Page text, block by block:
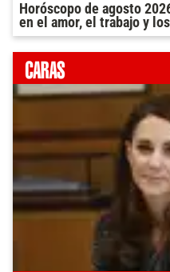
Horóscopo de agosto
en el amor, el trabajo y